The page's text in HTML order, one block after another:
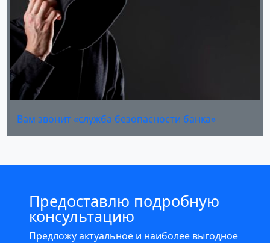
Вам звонит «служба безопасности банка»
Предоставлю подробную
консультацию
Предложу актуальное и наиболее выгодное